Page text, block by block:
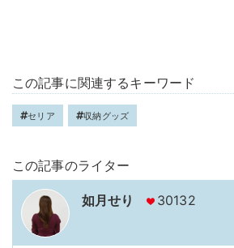
この記事に関連するキーワード
セリア 収納グッズ
この記事のライター
如月せり 30132